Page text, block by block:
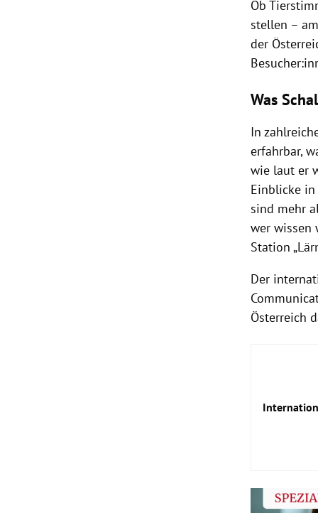
Ob
stellen –
der
Was
In
erfahrbar,
wie laut er
Einblicke in
sind mehr
wer wissen
Station
Der
Österreich